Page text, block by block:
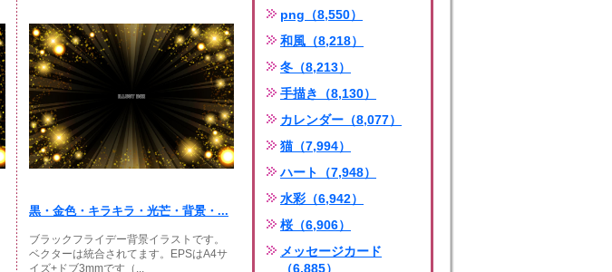
黒・金色・キラキラ・光芒・背景・...
ブラックフライデー背景イラストです。
ベクターは統合されてます。EPSはA4サ
イズ+ドブ3mmです（...
png（8,550）
和風（8,218）
冬（8,213）
手描き（8,130）
カレンダー（8,077）
猫（7,994）
ハート（7,948）
水彩（6,942）
桜（6,906）
メッセージカード
（6,885）